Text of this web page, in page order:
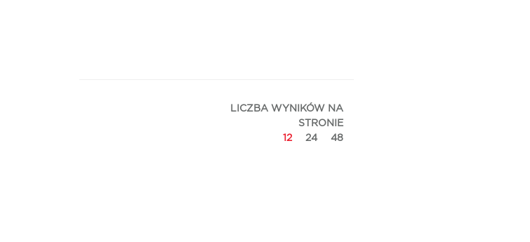
LICZBA WYNIKÓW NA
STRONIE
12
24 48